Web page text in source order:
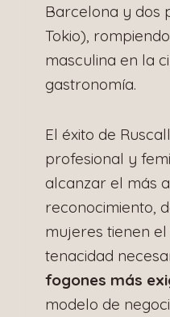
Barcelona y dos
Tokio),
masculina en la
gastronomía.
El éxito de
profesional y
alcanzar el más
reconocimiento,
mujeres tienen
tenacidad
fogones más
modelo de